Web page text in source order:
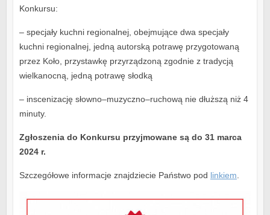
Konkursu:
– specjały kuchni regionalnej, obejmujące dwa specjały
kuchni regionalnej, jedną autorską potrawę przygotowaną
przez Koło, przystawkę przyrządzoną zgodnie z tradycją
wielkanocną, jedną potrawę słodką
– inscenizację słowno–muzyczno–ruchową nie dłuższą niż 4
minuty.
Zgłoszenia do Konkursu przyjmowane są do 31 marca
2024 r.
Szczegółowe informacje znajdziecie Państwo pod linkiem.